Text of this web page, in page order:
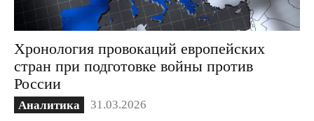
Хронология провокаций европейских
стран при подготовке войны против
России
Аналитика 31.03.2026